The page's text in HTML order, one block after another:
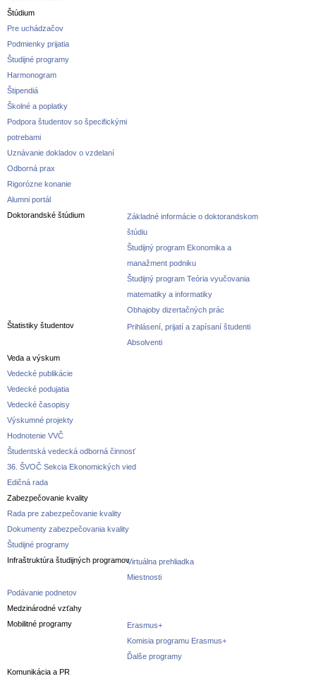
Štúdium
Pre uchádzačov
Podmienky prijatia
Študijné programy
Harmonogram
Štipendiá
Školné a poplatky
Podpora študentov so špecifickými
potrebami
Uznávanie dokladov o vzdelaní
Odborná prax
Rigorózne konanie
Alumni portál
Doktorandské štúdium
Základné informácie o doktorandskom
štúdiu
Študijný program Ekonomika a
manažment podniku
Študijný program Teória vyučovania
matematiky a informatiky
Obhajoby dizertačných prác
Štatistiky študentov
Prihlásení, prijatí a zapísaní študenti
Absolventi
Veda a výskum
Vedecké publikácie
Vedecké podujatia
Vedecké časopisy
Výskumné projekty
Hodnotenie VVČ
Študentská vedecká odborná činnosť
36. ŠVOČ Sekcia Ekonomických vied
Edičná rada
Zabezpečovanie kvality
Rada pre zabezpečovanie kvality
Dokumenty zabezpečovania kvality
Študijné programy
Infraštruktúra študijných programovVirtuálna prehliadka
Miestnosti
Podávanie podnetov
Medzinárodné vzťahy
Mobilitné programy
Erasmus+
Komisia programu Erasmus+
Ďalše programy
Komunikácia a PR